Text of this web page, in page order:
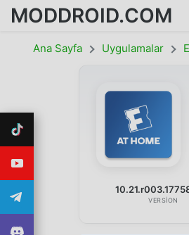
MODDROID.COM
Ana Sayfa Uygulamalar
VERSION